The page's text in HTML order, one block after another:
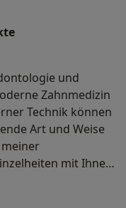
und
Zahnmedizin
Technik können
Art und Weise
mit Ihnen